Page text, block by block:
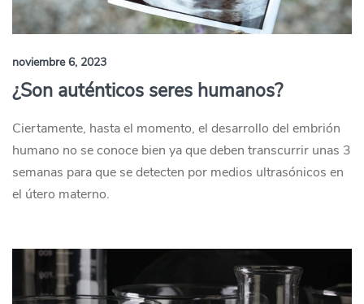
noviembre 6, 2023
¿Son auténticos seres humanos?
Ciertamente, hasta el momento, el desarrollo del embrión
humano no se conoce bien ya que deben transcurrir unas 3
semanas para que se detecten por medios ultrasónicos en
el útero materno.